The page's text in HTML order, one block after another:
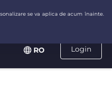
Login
RO